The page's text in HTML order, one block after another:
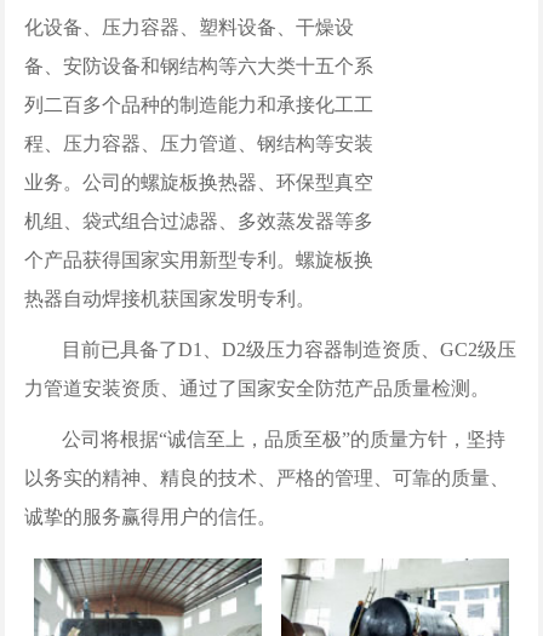
化设备、压力容器、塑料设备、干燥设
备、安防设备和钢结构等六大类十五个系
列二百多个品种的制造能力和承接化工工
程、压力容器、压力管道、钢结构等安装
业务。公司的螺旋板换热器、环保型真空
机组、袋式组合过滤器、多效蒸发器等多
个产品获得国家实用新型专利。螺旋板换
热器自动焊接机获国家发明专利。
目前已具备了D1、D2级压力容器制造资质、GC2级压
力管道安装资质、通过了国家安全防范产品质量检测。
公司将根据“诚信至上，品质至极”的质量方针，坚持
以务实的精神、精良的技术、严格的管理、可靠的质量、
诚挚的服务赢得用户的信任。